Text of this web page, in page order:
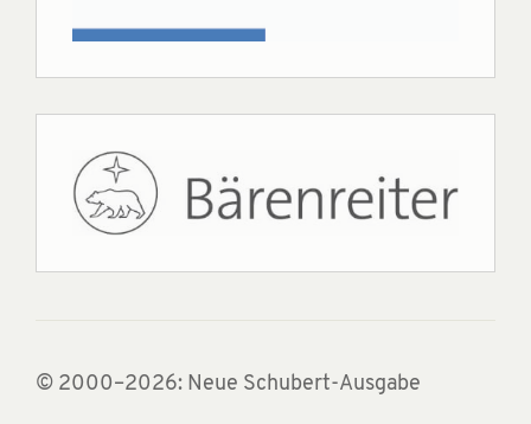
© 2000–2026: Neue Schubert-Ausgabe